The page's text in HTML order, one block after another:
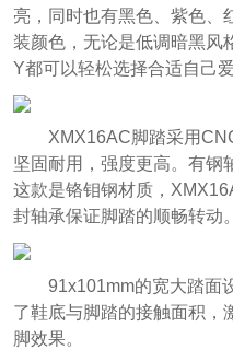
亮，同时也有黑色、紫色、
装颜色，无论是低调暗黑风
Y都可以轻松选择合适自己
XMX16AC脚踏采用
坚固耐用，强度更高。有钢
这款是铬钼钢材质，
封轴承保证脚踏的顺畅转动。
91x101mm的宽大踏面
了鞋底与脚踏的接触面积，
脚效果。